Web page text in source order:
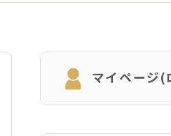
マイページ(